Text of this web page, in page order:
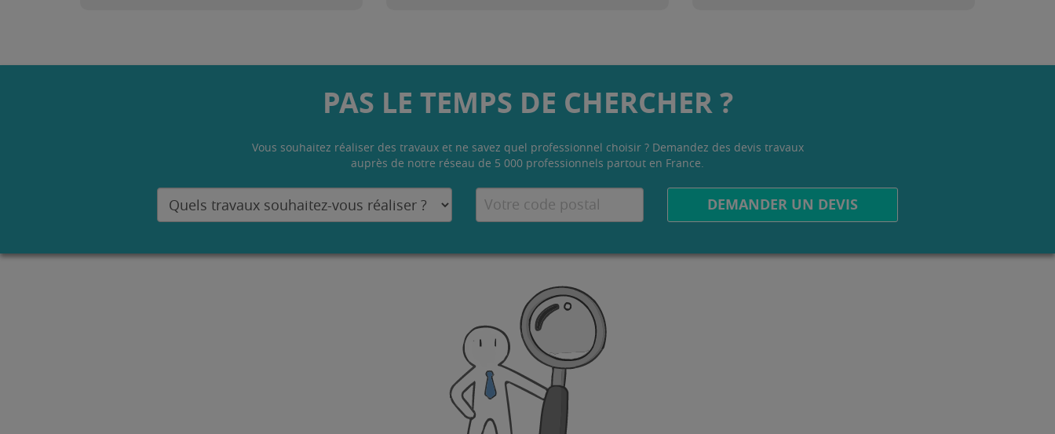
PAS LE TEMPS DE CHERCHER ?
Vous souhaitez réaliser des travaux et ne savez quel professionnel choisir ? Demandez des devis travaux
auprès de notre réseau de 5 000 professionnels partout en France.
DEMANDER UN DEVIS